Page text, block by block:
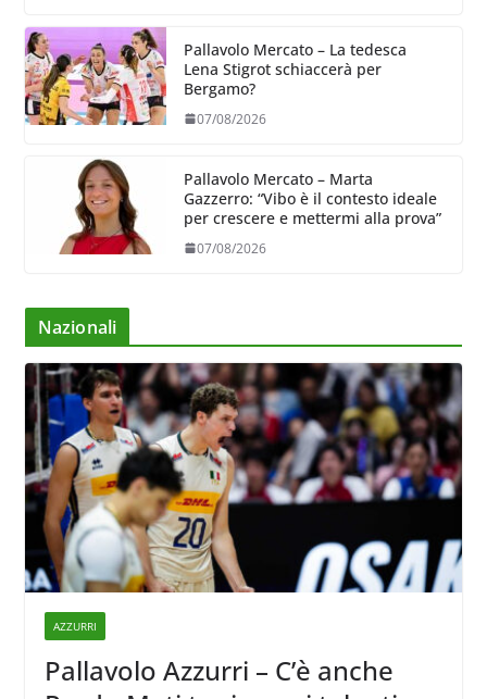
Pallavolo Mercato – La tedesca
Lena Stigrot schiaccerà per
Bergamo?
07/08/2026
Pallavolo Mercato – Marta
Gazzerro: “Vibo è il contesto ideale
per crescere e mettermi alla prova”
07/08/2026
Nazionali
AZZURRI
Pallavolo Azzurri – C’è anche